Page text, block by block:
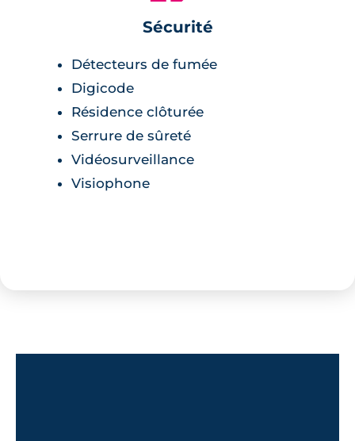
Sécurité
Détecteurs de fumée
Digicode
Résidence clôturée
Serrure de sûreté
Vidéosurveillance
Visiophone